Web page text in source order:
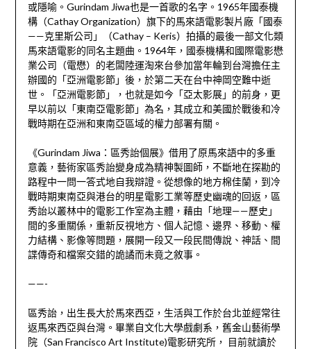
或隱喻。Gurindam Jiwa也是一首歌的名字。1965年國泰機
構（Cathay Organization）旗下的馬來語電影製片廠「國泰
——克里斯公司」（Cathay – Keris）拍攝的最後一部文化類
馬來語電影的同名主題曲。1964年，國泰機構和國際電影懋
業公司（電懋）的老闆陸運淘來台參加當年輪到台灣擔任主
辦國的「亞洲電影節」後，於第二天在台中神岡空難中逝
世。「亞洲電影節」，也就是如今「亞太影展」的前身，更
早以前以「東南亞電影節」為名，其成立和美國於戰後和冷
戰時期在亞洲和東南亞區域的權力部署有關。
《Gurindam Jiwa：區秀詒個展》借用了原馬來語中的多重
意義，藝術家區秀詒變身成為精神製圖師，不斷地在探勘的
路程中一問一答式地自我辯證。從想像的地方棉佳蘭，到冷
戰時期東南亞與港台的明星電影工業等歷史幽魂的回返，區
秀詒以叢林中的電影工作室為主體，藉由「地理——歷史」
間的多重關係，重新反視地方、個人記憶、邊界、移動、權
力結構、影像等問題，展開一段又一段民間傳說、神話、間
諜傳奇和檔案交錯的詭譎而未竟之敘事。
——-
區秀詒，出生長大於馬來西亞，生活與工作於台北並經常往
返馬來西亞與台灣。畢業自文化大學戲劇系，舊金山藝術學
院（San Francisco Art Institute)電影研究所， 目前就讀於